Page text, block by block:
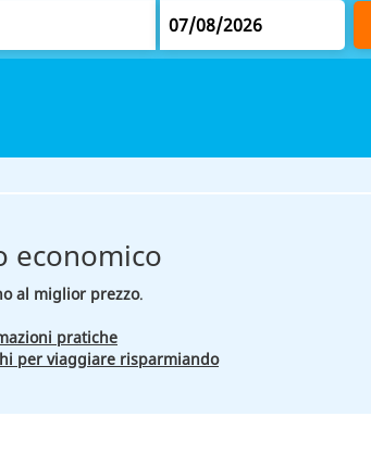
economico
al miglior prezzo.
pratiche
per viaggiare risparmiando